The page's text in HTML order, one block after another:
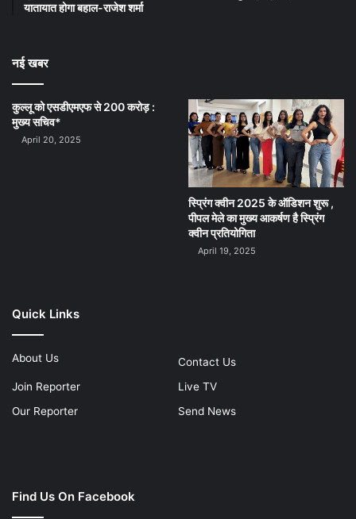
यातायात होगा बहाल-राजेश शर्मा
नई खबर
कुल्लू को एसडीएमएफ से 200 करोड़ :
मुख्य सचिव*
April 20, 2025
स्प्रिंग क्वीन 2025 के ऑडिशन शुरू ,
पीपल मेले का मुख्य आकर्षण है स्प्रिंग
क्वीन प्रतियोगिता
April 19, 2025
Quick Links
About Us
Contact Us
Join Reporter
Live TV
Our Reporter
Send News
Find Us On Facebook